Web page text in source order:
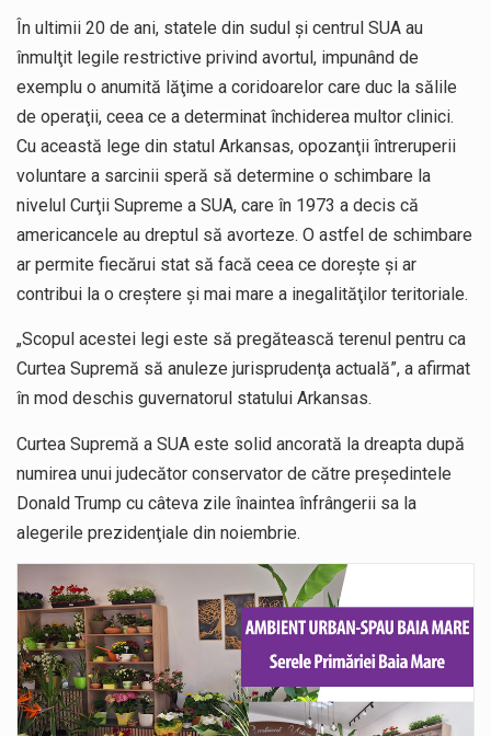
În ultimii 20 de ani, statele din sudul şi centrul SUA au
înmulţit legile restrictive privind avortul, impunând de
exemplu o anumită lăţime a coridoarelor care duc la sălile
de operaţii, ceea ce a determinat închiderea multor clinici.
Cu această lege din statul Arkansas, opozanţii întreruperii
voluntare a sarcinii speră să determine o schimbare la
nivelul Curţii Supreme a SUA, care în 1973 a decis că
americancele au dreptul să avorteze. O astfel de schimbare
ar permite fiecărui stat să facă ceea ce doreşte şi ar
contribui la o creştere şi mai mare a inegalităţilor teritoriale.
„Scopul acestei legi este să pregătească terenul pentru ca
Curtea Supremă să anuleze jurisprudenţa actuală”, a afirmat
în mod deschis guvernatorul statului Arkansas.
Curtea Supremă a SUA este solid ancorată la dreapta după
numirea unui judecător conservator de către preşedintele
Donald Trump cu câteva zile înaintea înfrângerii sa la
alegerile prezidenţiale din noiembrie.